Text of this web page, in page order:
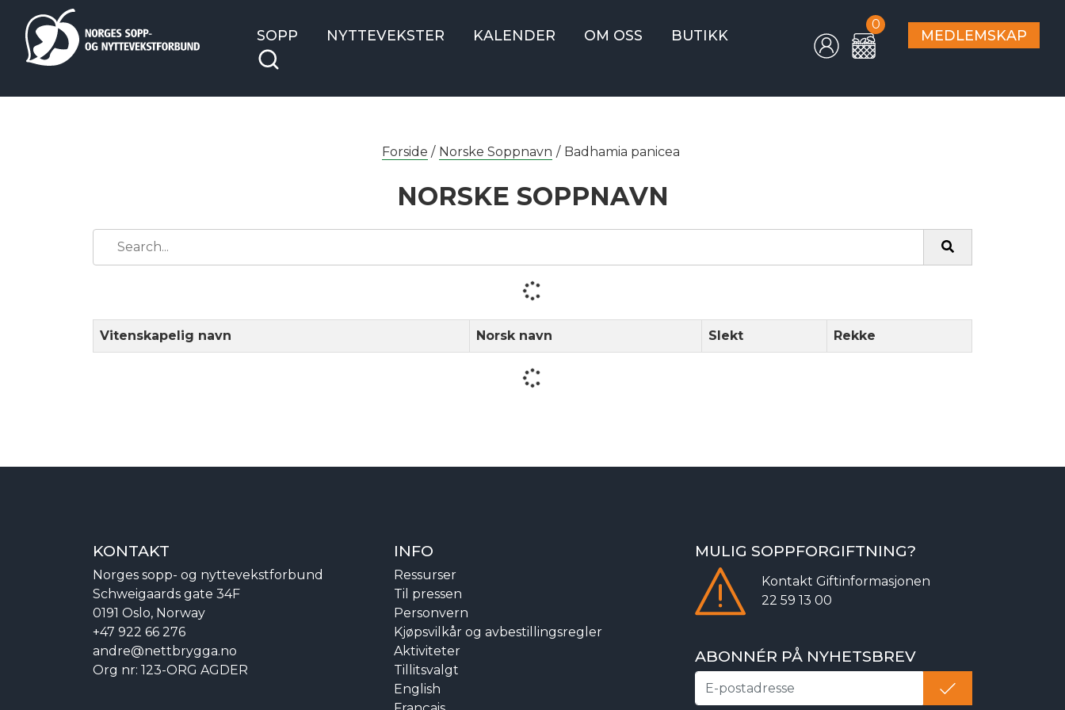
SOPP NYTTEVEKSTER KALENDER OM OSS BUTIKK
0
MEDLEMSKAP
Forside / Norske Soppnavn / Badhamia panicea
NORSKE SOPPNAVN
Vitenskapelig navn Norsk navn Slekt Rekke
KONTAKT
Norges sopp- og nyttevekstforbund
Schweigaards gate 34F
0191 Oslo, Norway
+47 922 66 276
andre@nettbrygga.no
Org nr: 123-ORG AGDER
INFO
Ressurser
Til pressen
Personvern
Kjøpsvilkår og avbestillingsregler
Aktiviteter
Tillitsvalgt
English
MULIG SOPPFORGIFTNING?
Kontakt Giftinformasjonen
22 59 13 00
ABONNÉR PÅ NYHETSBREV